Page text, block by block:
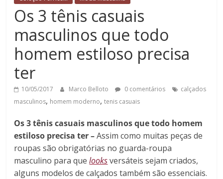
Os 3 tênis casuais
masculinos que todo
homem estiloso precisa
ter
10/05/2017 Marco Belloto 0 comentários
calçados
masculinos, homem moderno,tenis casuais
Os 3 tênis casuais masculinos que todo homem
estiloso precisa ter –Assim como muitas peças de
roupas são obrigatórias no guarda-roupa
masculino para quelooksversáteis sejam criados,
alguns modelos de calçados também são essenciais.